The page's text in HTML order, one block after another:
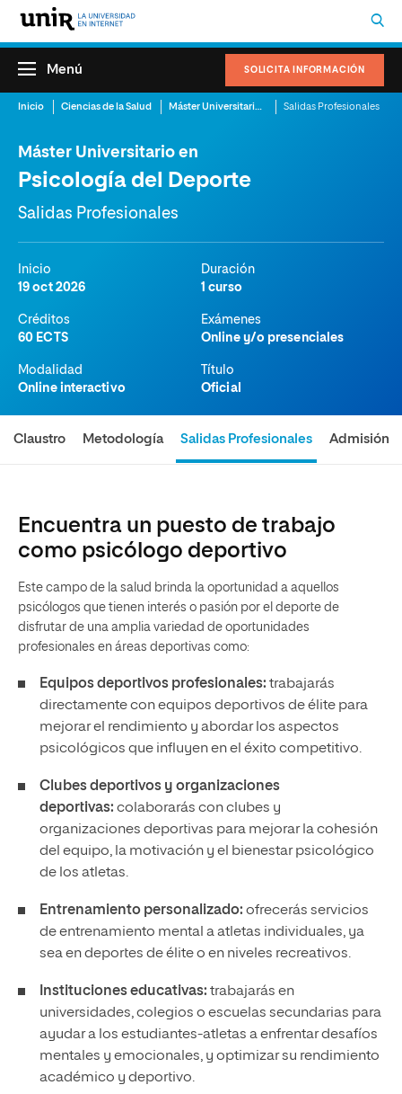
SOLICITA INFORMACIÓN
Menú
Inicio Ciencias de la Salud Máster Universitario en Psicología del Deporte Salidas Profesionales
Máster Universitario en
Psicología del Deporte
Salidas Profesionales
Inicio
19 oct 2026
Duración
1 curso
Créditos
60 ECTS
Exámenes
Online y/o presenciales
Modalidad
Online interactivo
Título
Oficial
Claustro Metodología Salidas Profesionales Admisión
Encuentra un puesto de trabajo
como psicólogo deportivo
Este campo de la salud brinda la oportunidad a aquellos
psicólogos que tienen interés o pasión por el deporte de
disfrutar de una amplia variedad de oportunidades
profesionales en áreas deportivas como:
Equipos deportivos profesionales: trabajarás
directamente con equipos deportivos de élite para
mejorar el rendimiento y abordar los aspectos
psicológicos que influyen en el éxito competitivo.
Clubes deportivos y organizaciones
deportivas: colaborarás con clubes y
organizaciones deportivas para mejorar la cohesión
del equipo, la motivación y el bienestar psicológico
de los atletas.
Entrenamiento personalizado: ofrecerás servicios
de entrenamiento mental a atletas individuales, ya
sea en deportes de élite o en niveles recreativos.
Instituciones educativas: trabajarás en
universidades, colegios o escuelas secundarias para
ayudar a los estudiantes-atletas a enfrentar desafíos
mentales y emocionales, y optimizar su rendimiento
académico y deportivo.